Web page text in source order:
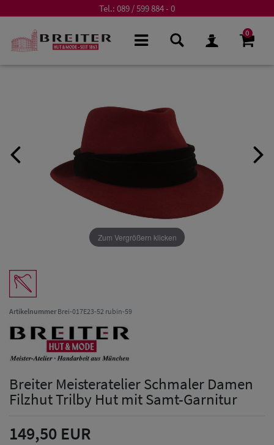
Tel.: 089 / 599 884 - 0
0
Zum Vergrößern klicken
ArtikelnummerBrei-017E23-52 rubin-59
Breiter Meisteratelier Schmaler Damen
Filzhut Trilby Hut mit Samt-Garnitur
149,50 EUR